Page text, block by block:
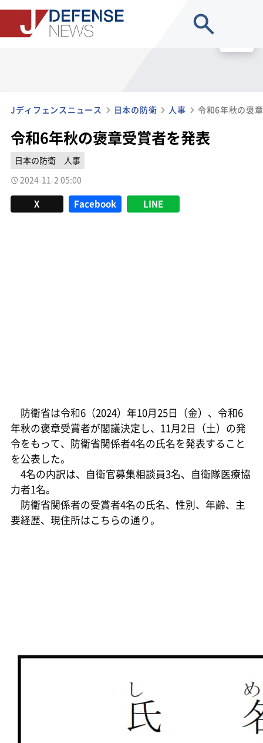
Jディフェンスニュース 日本の防衛 人事 令和6年秋の褒
令和6年秋の褒章受賞者を発表
日本の防衛
人事
2024-11-2 05:00
X Facebook LINE
防衛省は令和6（2024）年10月25日（金）、令和6
年秋の褒章受賞者が閣議決定し、11月2日（土）の発
令をもって、防衛省関係者4名の氏名を発表すること
を公表した。
4名の内訳は、自衛官募集相談員3名、自衛隊医療協
力者1名。
防衛省関係者の受賞者4名の氏名、性別、年齢、主
要経歴、現住所はこちらの通り。